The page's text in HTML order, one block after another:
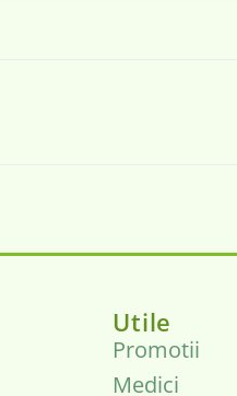
Utile
Promotii
Medici